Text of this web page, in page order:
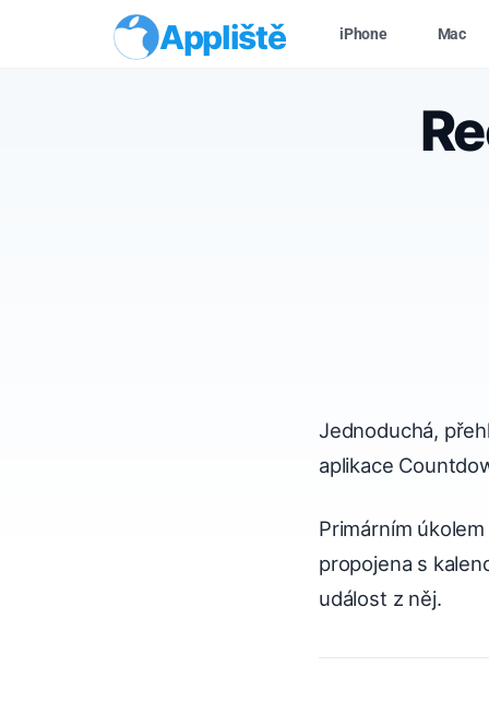
Appliště iPhone Mac
Jednoduchá,
aplikace
Primárním
propojena s
událost z něj.